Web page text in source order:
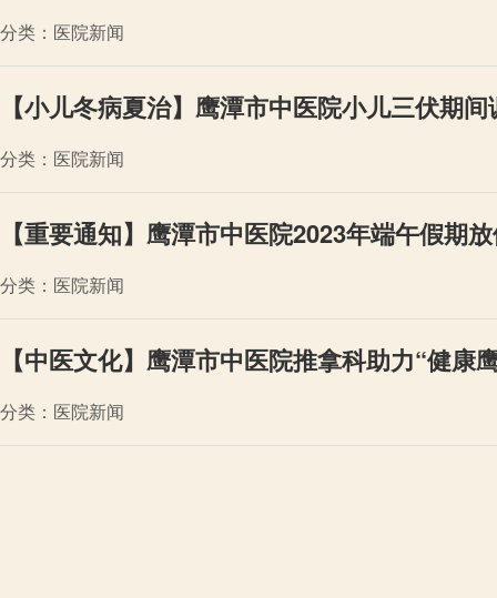
分类：医院新闻
【小儿冬病夏治】鹰潭市中医院小儿三伏期
分类：医院新闻
【重要通知】鹰潭市中医院2023年端午假期
分类：医院新闻
【中医文化】鹰潭市中医院推拿科助力“健康
分类：医院新闻